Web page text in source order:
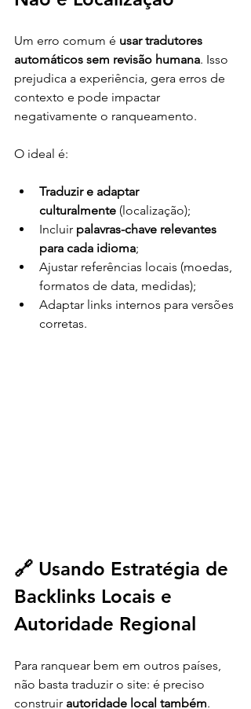
Um erro comum é usar tradutores
automáticos sem revisão humana. Isso
prejudica a experiência, gera erros de
contexto e pode impactar
negativamente o ranqueamento.
O ideal é:
Traduzir e adaptar
culturalmente (localização);
Incluir palavras-chave relevantes
para cada idioma;
Ajustar referências locais (moedas,
formatos de data, medidas);
Adaptar links internos para versões
corretas.
🔗 Usando Estratégia de
Backlinks Locais e
Autoridade Regional
Para ranquear bem em outros países,
não basta traduzir o site: é preciso
construir autoridade local também.